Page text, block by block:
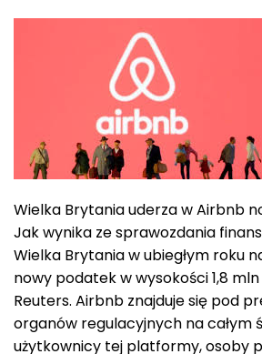
Wielka Brytania uderza w Airbnb
Jak wynika ze sprawozdania
Wielka Brytania w ubiegłym roku
nowy podatek w wysokości 1,8 mln
Reuters. Airbnb znajduje się pod
organów regulacyjnych na całym
użytkownicy tej platformy, osoby